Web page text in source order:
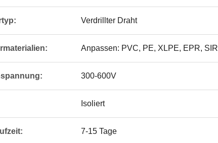
Verdrillter Draht
Anpassen: PVC, PE, XLPE, EPR, SIR
300-600V
Isoliert
7-15 Tage